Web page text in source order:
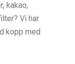
kakao,
Vi har
kopp med